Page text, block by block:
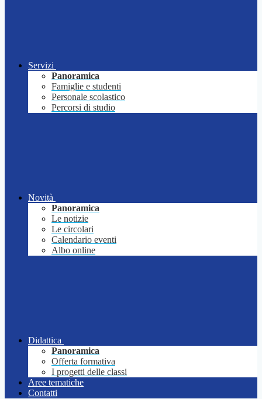
Servizi
Panoramica
Famiglie e studenti
Personale scolastico
Percorsi di studio
Novità
Panoramica
Le notizie
Le circolari
Calendario eventi
Albo online
Didattica
Panoramica
Offerta formativa
I progetti delle classi
Aree tematiche
Contatti